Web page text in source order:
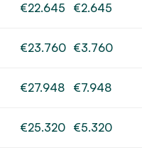
€22.645 €2.645
€23.760 €3.760
€27.948 €7.948
€25.320 €5.320